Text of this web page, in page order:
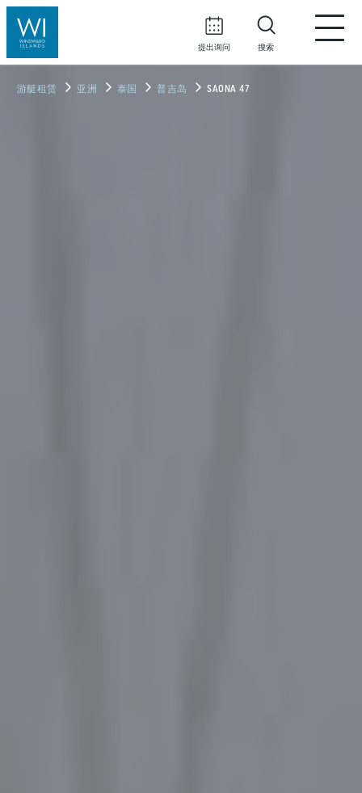
提出询问 搜索
游艇租赁 亚洲 泰国 普吉岛 SAONA 47